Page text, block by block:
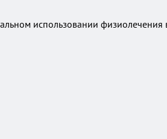
использовании физиолечения